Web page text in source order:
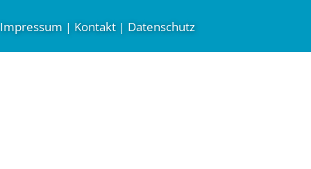
Impressum | Kontakt | Datenschutz